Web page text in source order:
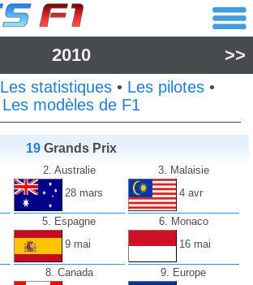
2010 >>
Les statistiques• Les pilotes•
Les modèles de F1
19 Grands Prix
2. Australie
28 mars
3. Malaisie
4 avr
5. Espagne
9 mai
6. Monaco
16 mai
8. Canada
9. Europe